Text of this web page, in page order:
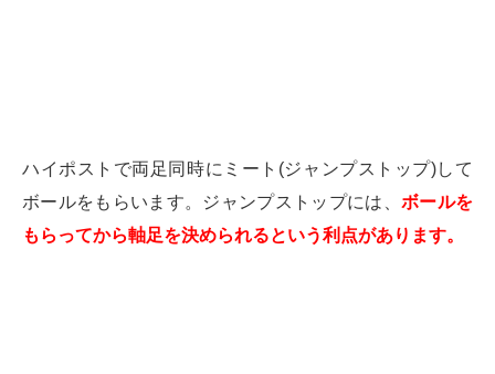
ハイポストで両足同時にミート(ジャンプストップ)して
ボールをもらいます。 ジャンプストップには、ボールを
もらってから軸足を決められるという利点があります。